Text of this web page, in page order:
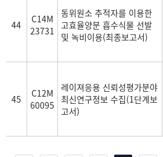
44
C14M
23731
동위원소 추적자를 이용한
고효율양분 흡수식물 선발
및 녹비이용(최종보고서)
45
C12M
60095
레이져응용 신뢰성평가분야
최신연구정보 수집(1단계보
고서)